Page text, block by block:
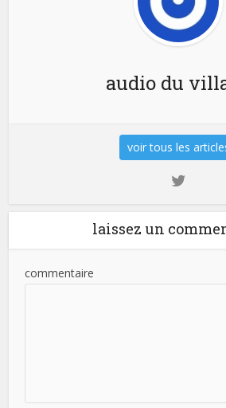
audio du
voir tous les
laissez un
commentaire